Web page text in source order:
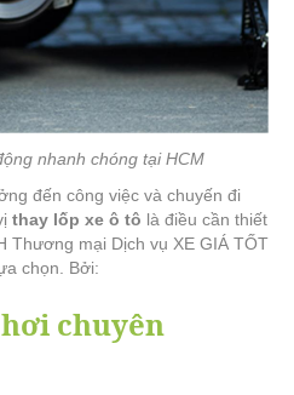
nhanh chóng tại HCM
đến công việc và chuyến đi
thay lốp xe ô tô là điều cần thiết
Thương mại Dịch vụ XE GIÁ TỐT
chọn. Bởi:
chuyên